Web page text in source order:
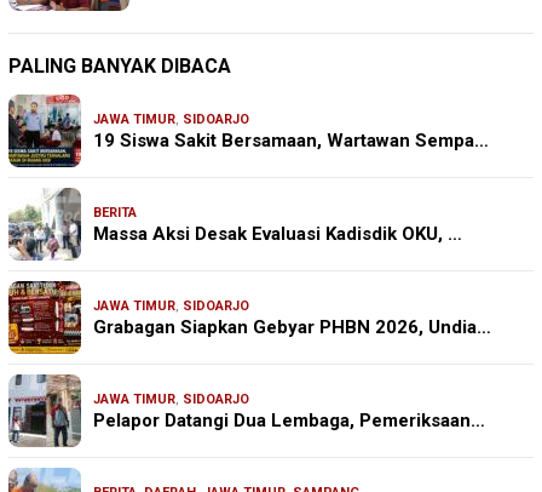
PALING BANYAK DIBACA
JAWA TIMUR, SIDOARJO
19 Siswa Sakit Bersamaan, Wartawan Sempa…
BERITA
Massa Aksi Desak Evaluasi Kadisdik OKU, …
JAWA TIMUR, SIDOARJO
Grabagan Siapkan Gebyar PHBN 2026, Undia…
JAWA TIMUR, SIDOARJO
Pelapor Datangi Dua Lembaga, Pemeriksaan…